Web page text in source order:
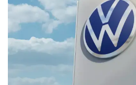
Único consórcio com a
da marca Volkswagen.